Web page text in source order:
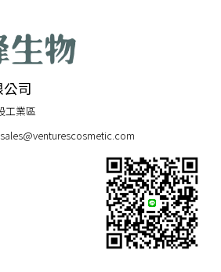
司
工業區
sales@venturescosmetic.com